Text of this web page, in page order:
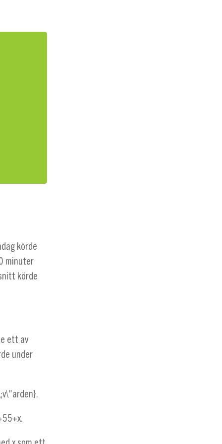
körde
minuter
körde
ett av
under
.
.